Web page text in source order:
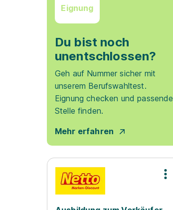
Eignung
Du bist noch
unentschlossen?
Geh auf Nummer sicher mit
unserem Berufswahltest.
Eignung checken und passende
Stelle finden.
Mehr erfahren